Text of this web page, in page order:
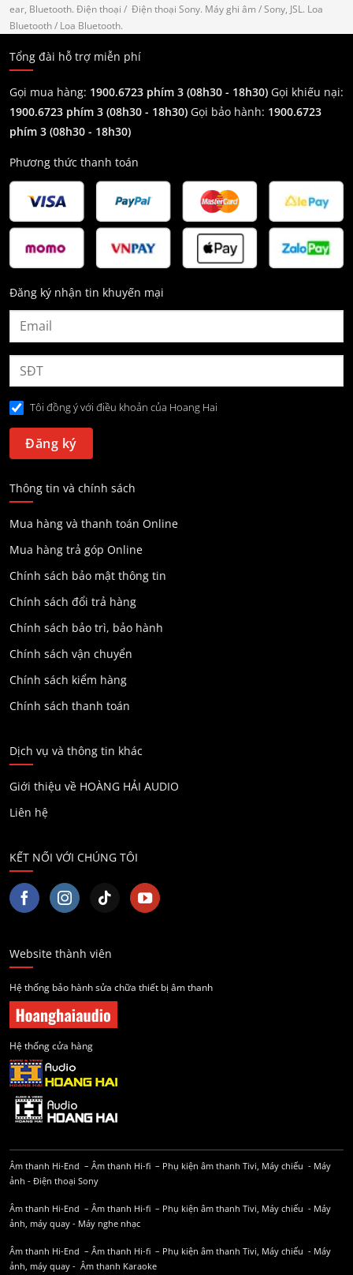
ear, Bluetooth. Điện thoại / Điện thoại Sony. Máy ghi âm / Sony, JSL. Loa
Bluetooth/ Loa Bluetooth.
Tổng đài hỗ trợ miễn phí
Gọi mua hàng: 1900.6723 phím 3 (08h30 - 18h30) Gọi khiếu nại:
1900.6723 phím 3 (08h30 - 18h30) Gọi bảo hành: 1900.6723
phím 3 (08h30 - 18h30)
Phương thức thanh toán
Đăng ký nhận tin khuyến mại
Tôi đồng ý với điều khoản của Hoang Hai
Thông tin và chính sách
Mua hàng và thanh toán Online
Mua hàng trả góp Online
Chính sách bảo mật thông tin
Chính sách đổi trả hàng
Chính sách bảo trì, bảo hành
Chính sách vận chuyển
Chính sách kiểm hàng
Chính sách thanh toán
Dịch vụ và thông tin khác
Giới thiệu về HOÀNG HẢI AUDIO
Liên hệ
KẾT NỐI VỚI CHÚNG TÔI
Website thành viên
Hệ thống bảo hành sửa chữa thiết bị âm thanh
Hệ thống cửa hàng
Âm thanh Hi-End – Âm thanh Hi-fi – Phụ kiện âm thanh Tivi, Máy chiếu - Máy
ảnh - Điện thoại Sony
Âm thanh Hi-End – Âm thanh Hi-fi – Phụ kiện âm thanh Tivi, Máy chiếu - Máy
ảnh, máy quay - Máy nghe nhạc
Âm thanh Hi-End – Âm thanh Hi-fi – Phụ kiện âm thanh Tivi, Máy chiếu - Máy
ảnh, máy quay - Âm thanh Karaoke